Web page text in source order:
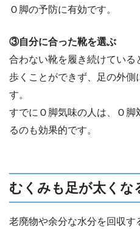
Ｏ脚の予防に有効です。
③自分に合った靴を選ぶ
合わない靴を履き続けている
歩くことができず、足の外側
す。
すでにＯ脚気味の人は、Ｏ
るのも効果的です。
むくみも足が太くな
老廃物や余分な水分を回収